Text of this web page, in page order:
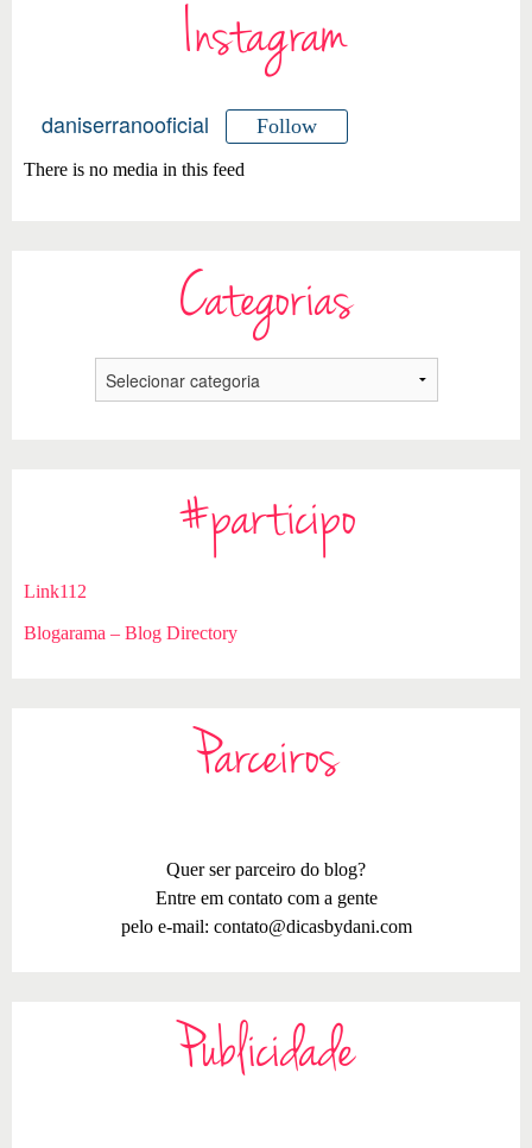
Instagram
daniserranooficial Follow
There is no media in this feed
Categorias
#participo
Link112
Blogarama – Blog Directory
Parceiros
Quer ser parceiro do blog?
Entre em contato com a gente
pelo e-mail: contato@dicasbydani.com
Publicidade